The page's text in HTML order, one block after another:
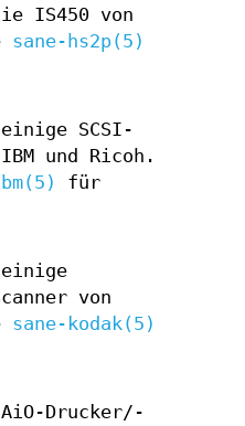
IS450 von
sane-hs2p(5)
SCSI-
und Ricoh.
für
von
sane-kodak(5)
Drucker/-